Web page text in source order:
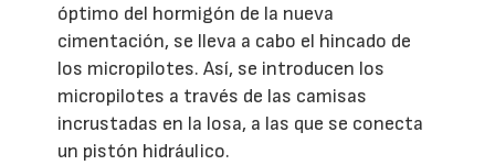
óptimo del hormigón de la nueva
cimentación, se lleva a cabo el hincado de
los micropilotes. Así, se introducen los
micropilotes a través de las camisas
incrustadas en la losa, a las que se conecta
un pistón hidráulico.